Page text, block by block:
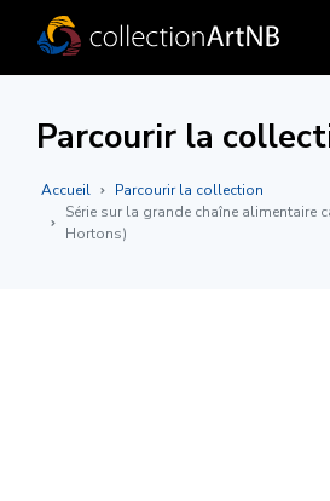
Parcourir la
Accueil
Parcourir la collection
Série sur la grande chaîne alimentaire
Hortons)